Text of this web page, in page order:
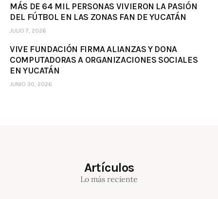
MÁS DE 64 MIL PERSONAS VIVIERON LA PASIÓN
DEL FÚTBOL EN LAS ZONAS FAN DE YUCATÁN
JULIO 7, 2026
VIVE FUNDACIÓN FIRMA ALIANZAS Y DONA
COMPUTADORAS A ORGANIZACIONES SOCIALES
EN YUCATÁN
JUNIO 30, 2026
Artículos
Lo más reciente